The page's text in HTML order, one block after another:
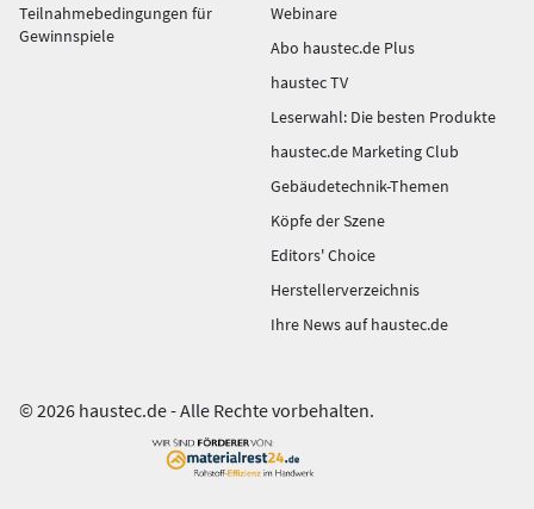
Teilnahmebedingungen für
Gewinnspiele
Webinare
Abo haustec.de Plus
haustec TV
Leserwahl: Die besten Produkte
haustec.de Marketing Club
Gebäudetechnik-Themen
Köpfe der Szene
Editors' Choice
Herstellerverzeichnis
Ihre News auf haustec.de
© 2026 haustec.de - Alle Rechte vorbehalten.